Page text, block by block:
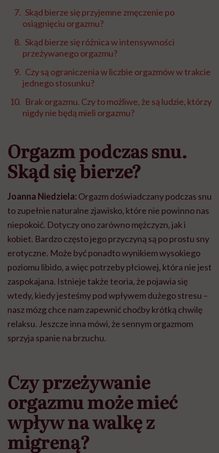
Skąd bierze się przyjemne zmęczenie po
osiągnięciu orgazmu?
Skąd bierze się różnica w intensywności
przeżywanego orgazmu?
Czy są ograniczenia w liczbie orgazmów w trakcie
jednego stosunku?
Brak orgazmu. Czy to możliwe, że są ludzie, którzy
nigdy nie będą mieli orgazmu?
Orgazm podczas snu.
Skąd się bierze?
Joanna Niedziela: Orgazm doświadczany podczas snu
to zupełnie naturalne zjawisko, które nie powinno nas
niepokoić. Dotyczy ono zarówno mężczyzn, jak i
kobiet. Bardzo często jego przyczyną są po prostu sny
erotyczne. Może być ponadto wynikiem wysokiego
poziomu libido, a więc potrzeby płciowej, która nie jest
zaspokajana. Istnieje także teoria, że pojawia się
wtedy, kiedy jesteśmy pod wpływem dużego stresu –
nasz mózg chce nam zapewnić choćby krótką chwilę
relaksu. Jeszcze inna mówi, że sennym orgazmom
sprzyja spanie na brzuchu.
Czy przeżywanie
orgazmu może mieć
wpływ na walkę z
migreną?